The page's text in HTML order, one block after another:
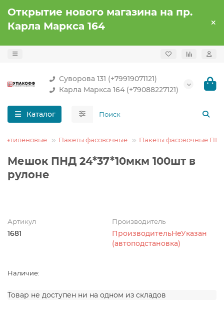
Открытие нового магазина на пр.
Карла Маркса 164
Суворова 131 (+79919071121)
Карла Маркса 164 (+79088227121)
Каталог
Пакеты фасовочные Пакеты фасовочные
Мешок ПНД 24*37*10мкм 100шт в
рулоне
Артикул
1681
Производитель
ПроизводительНеУказан
(автоподстановка)
Наличие:
Товар не доступен ни на одном из складов